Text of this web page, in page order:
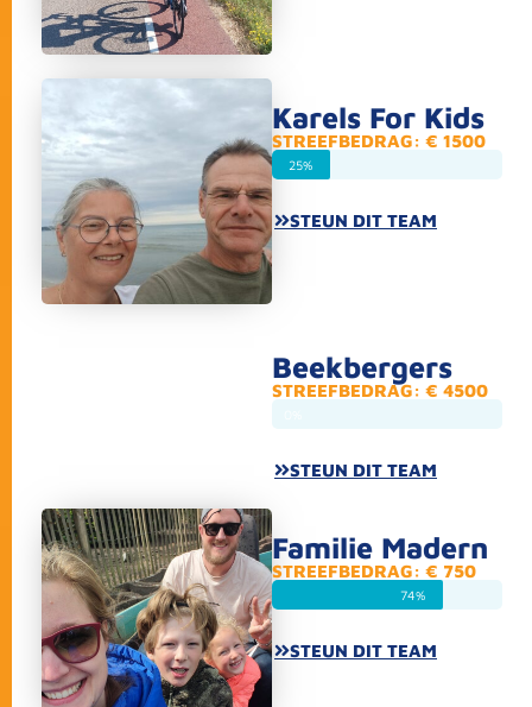
Karels For Kids
STREEFBEDRAG: € 1500
25%
STEUN DIT TEAM
Beekbergers
STREEFBEDRAG: € 4500
STEUN DIT TEAM
Familie Madern
STREEFBEDRAG: € 750
74%
STEUN DIT TEAM